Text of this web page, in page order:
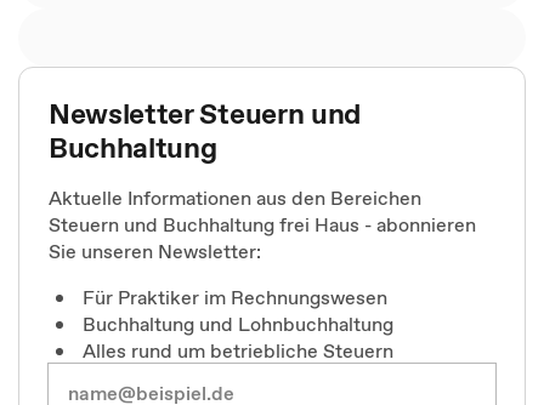
Newsletter Steuern und
Buchhaltung
Aktuelle Informationen aus den Bereichen
Steuern und Buchhaltung frei Haus - abonnieren
Sie unseren Newsletter:
Für Praktiker im Rechnungswesen
Buchhaltung und Lohnbuchhaltung
Alles rund um betriebliche Steuern